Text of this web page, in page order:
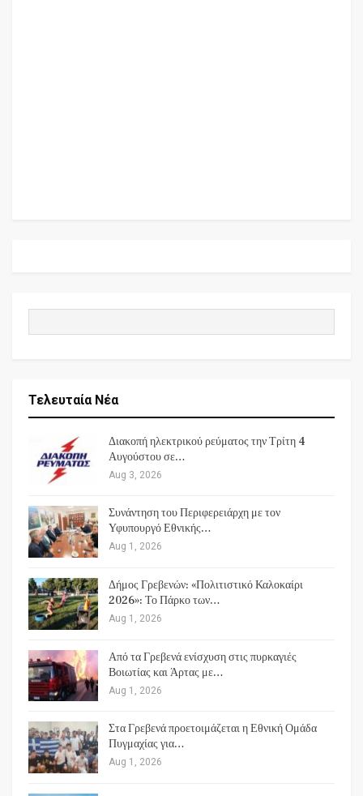
Τελευταία Νέα
Διακοπή ηλεκτρικού ρεύματος την Τρίτη 4
Αυγούστου σε…
Aug 3, 2026
Συνάντηση του Περιφερειάρχη με τον
Υφυπουργό Εθνικής…
Aug 1, 2026
Δήμος Γρεβενών: «Πολιτιστικό Καλοκαίρι
2026»: Το Πάρκο των…
Aug 1, 2026
Από τα Γρεβενά ενίσχυση στις πυρκαγιές
Βοιωτίας και Άρτας με…
Aug 1, 2026
Στα Γρεβενά προετοιμάζεται η Εθνική Ομάδα
Πυγμαχίας για…
Aug 1, 2026